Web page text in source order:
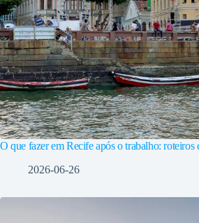
O que fazer em Recife após o trabalho: roteiros
2026-06-26